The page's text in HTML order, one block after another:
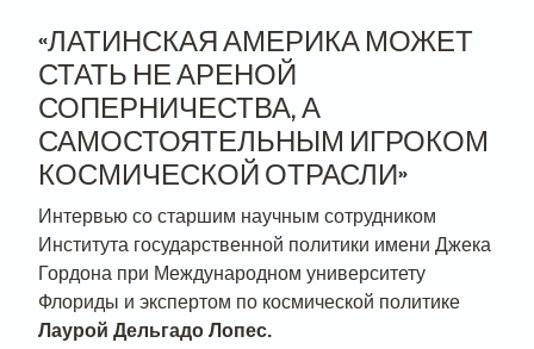
«ЛАТИНСКАЯ АМЕРИКА МОЖЕТ
СТАТЬ НЕ АРЕНОЙ
СОПЕРНИЧЕСТВА, А
САМОСТОЯТЕЛЬНЫМ ИГРОКОМ
КОСМИЧЕСКОЙ ОТРАСЛИ»
Интервью со старшим научным сотрудником
Института государственной политики имени Джека
Гордона при Международном университету
Флориды и экспертом по космической политике
Лаурой Дельгадо Лопес.